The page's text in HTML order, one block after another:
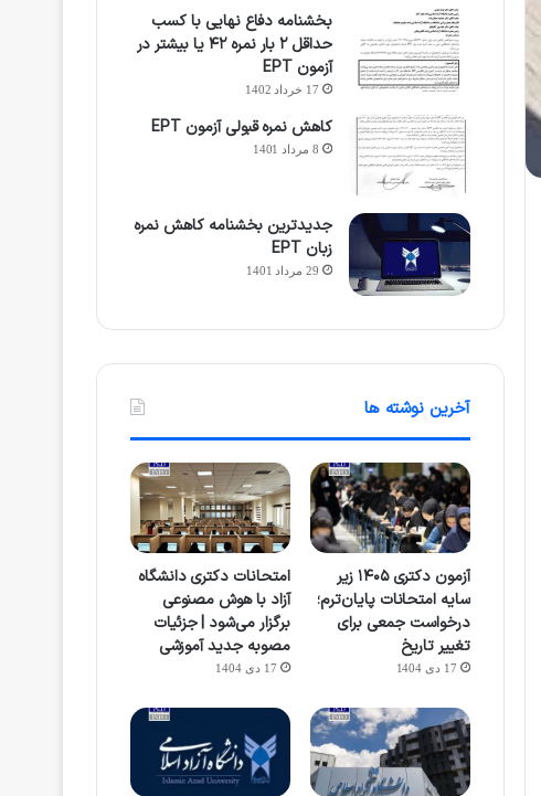
بخشنامه دفاع نهایی با کسب
حداقل ۲ بار نمره ۴۲ یا بیشتر در
آزمون EPT
17 خرداد 1402
کاهش نمره قبولی آزمون EPT
8 مرداد 1401
جدیدترین بخشنامه کاهش نمره
زبان EPT
29 مرداد 1401
آخرین نوشته ها
آزمون دکتری ۱۴۰۵ زیر
سایه امتحانات پایان‌ترم؛
درخواست جمعی برای
تغییر تاریخ
17 دی 1404
امتحانات دکتری دانشگاه
آزاد با هوش مصنوعی
برگزار می‌شود | جزئیات
مصوبه جدید آموزشی
17 دی 1404